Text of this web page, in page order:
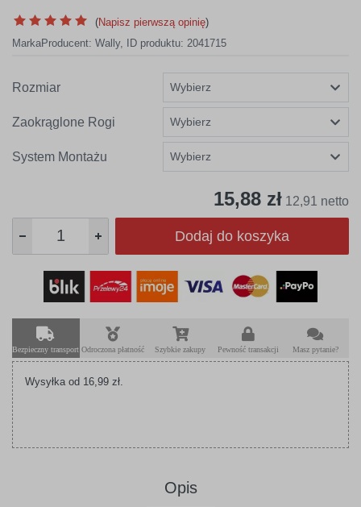
(Napisz pierwszą opinię)
MarkaProducent: Wally, ID produktu: 2041715
Rozmiar
Zaokrąglone Rogi
System Montażu
15,88 zł 12,91 netto
Dodaj do koszyka
Bezpieczny transport Odroczona płatność Szybkie zakupy Pewność transakcji Masz pytanie?
Wysyłka od 16,99 zł.
Opis